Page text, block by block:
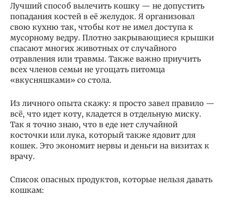
Лучший способ вылечить кошку — не допустить
попадания костей в её желудок. Я организовал
свою кухню так, чтобы кот не имел доступа к
мусорному ведру. Плотно закрывающиеся крышки
спасают многих животных от случайного
отравления или травмы. Также важно приучить
всех членов семьи не угощать питомца
«вкусняшками» со стола.
Из личного опыта скажу: я просто завел правило —
всё, что идет коту, кладется в отдельную миску.
Так я точно знаю, что в еде нет случайной
косточки или лука, который также ядовит для
кошек. Это экономит нервы и деньги на визитах к
врачу.
Список опасных продуктов, которые нельзя давать
кошкам: